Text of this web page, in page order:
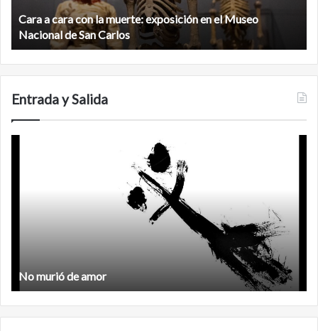
en el Museo
de
la
biosfera
de
Calakmul
Minanbé, la ciudad maya
Calakmul
Entrada y Salida
Feminismo